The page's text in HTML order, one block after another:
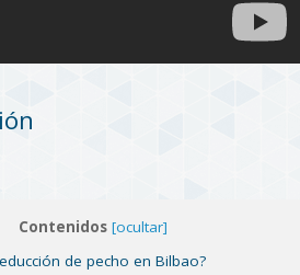
Contenidos [ocultar]
de pecho en Bilbao?